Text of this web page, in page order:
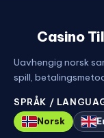
Casino
Uavhengig norsk
spill,
SPRÅK /
Norsk